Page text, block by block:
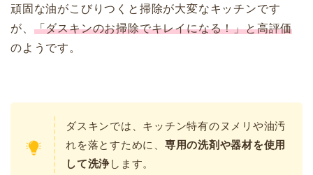
頑固な油がこびりつくと掃除が大変なキッチンです
が、 「ダスキンのお掃除でキレイになる！」と高評価
のようです。
ダスキンでは、キッチン特有のヌメリや油汚
れを落とすために、 専用の洗剤や器材を使用
して洗浄します。